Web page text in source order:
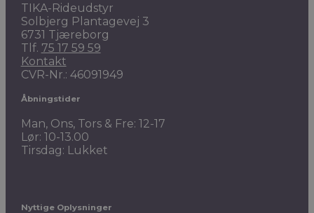
TIKA-Rideudstyr
Solbjerg Plantagevej 3
6731 Tjæreborg
Tlf. 75 17 59 59
Kontakt
CVR-Nr.: 46091949
Åbningstider
Man, Ons, Tors & Fre: 12-17
Lør: 10-13.00
Tirsdag: Lukket
Nyttige Oplysninger